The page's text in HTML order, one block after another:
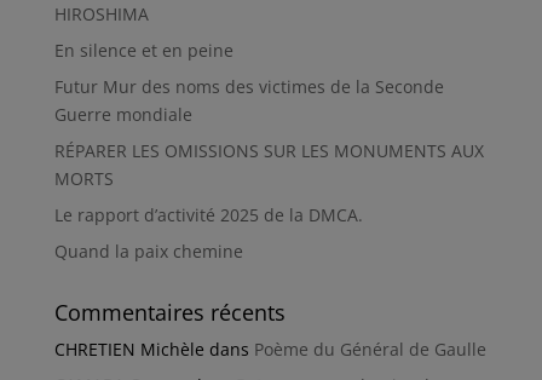
HIROSHIMA
En silence et en peine
Futur Mur des noms des victimes de la Seconde
Guerre mondiale
RÉPARER LES OMISSIONS SUR LES MONUMENTS AUX
MORTS
Le rapport d’activité 2025 de la DMCA.
Quand la paix chemine
Commentaires récents
CHRETIEN Michèle dans Poème du Général de Gaulle